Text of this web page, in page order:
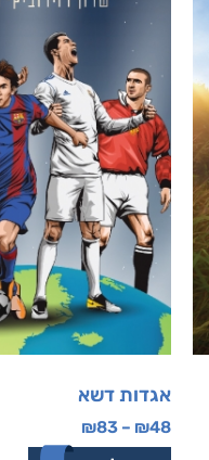
אגדות דשא
₪48
–
₪83